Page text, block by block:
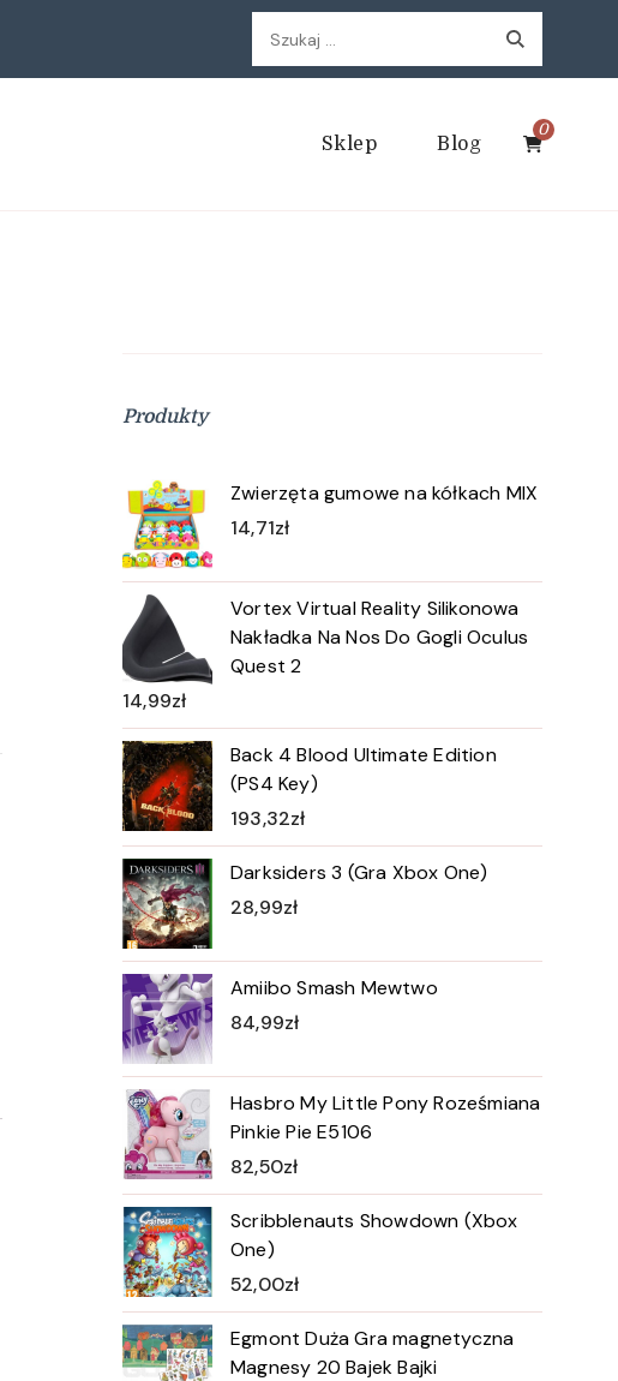
Szukaj:
Sklep Blog
0
Produkty
Zwierzęta gumowe na kółkach MIX
14,71zł
Vortex Virtual Reality Silikonowa
Nakładka Na Nos Do Gogli Oculus
Quest 2
14,99zł
Back 4 Blood Ultimate Edition
(PS4 Key)
193,32zł
Darksiders 3 (Gra Xbox One)
28,99zł
Amiibo Smash Mewtwo
84,99zł
Hasbro My Little Pony Roześmiana
Pinkie Pie E5106
82,50zł
Scribblenauts Showdown (Xbox
One)
52,00zł
Egmont Duża Gra magnetyczna
Magnesy 20 Bajek Bajki